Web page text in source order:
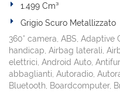
1.499 Cm³
Grigio Scuro Metallizzato
360° camera, ABS,
handicap, Airbag laterali,
elettrici, Android Auto,
abbaglianti, Autoradio,
Bluetooth, Boardcomputer,